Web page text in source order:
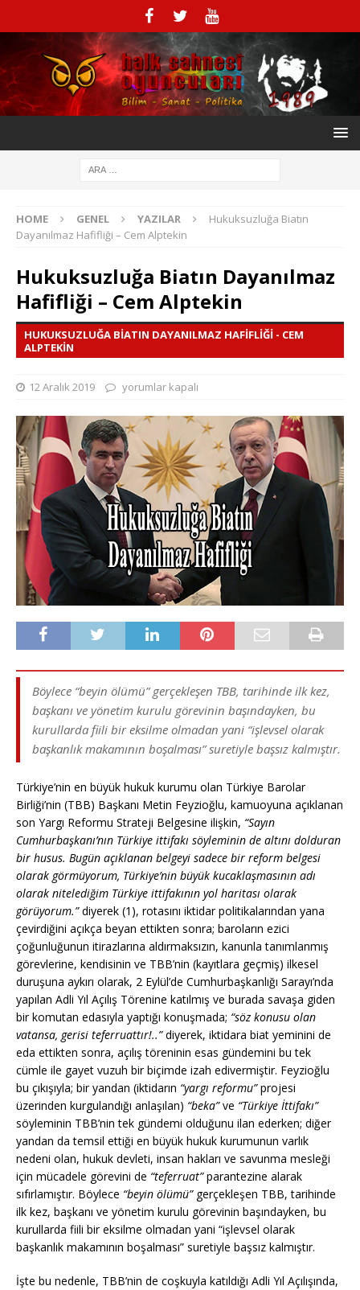
HOME GENEL YAZILAR
Hukuksuzluğa Biatın
Dayanılmaz Hafifliği – Cem Alptekin
Hukuksuzluğa Biatın Dayanılmaz
Hafifliği – Cem Alptekin
HUKUKSUZLUĞA BIATIN DAYANILMAZ HAFIFLIĞI - CEM
ALPTEKIN
12 Aralık 2019 yorumlar kapalı
Böylece “beyin ölümü” gerçekleşen TBB, tarihinde ilk kez,
başkanı ve yönetim kurulu görevinin başındayken, bu
kurullarda fiili bir eksilme olmadan yani “işlevsel olarak
başkanlık makamının boşalması” suretiyle başsız kalmıştır.
Türkiye’nin en büyük hukuk kurumu olan Türkiye Barolar
Birliği’nin (TBB) Başkanı Metin Feyzioğlu, kamuoyuna açıklanan
son Yargı Reformu Strateji Belgesine ilişkin, “Sayın
Cumhurbaşkanı’nın Türkiye ittifakı söyleminin de altını dolduran
bir husus. Bugün açıklanan belgeyi sadece bir reform belgesi
olarak görmüyorum, Türkiye’nin büyük kucaklaşmasının adı
olarak nitelediğim Türkiye ittifakının yol haritası olarak
görüyorum.”diyerek (1), rotasını iktidar politikalarından yana
çevirdiğini açıkça beyan ettikten sonra; baroların ezici
çoğunluğunun itirazlarına aldırmaksızın, kanunla tanımlanmış
görevlerine, kendisinin ve TBB’nin (kayıtlara geçmiş) ilkesel
duruşuna aykırı olarak, 2 Eylül’de Cumhurbaşkanlığı Sarayı’nda
yapılan Adli Yıl Açılış Törenine katılmış ve burada savaşa giden
bir komutan edasıyla yaptığı konuşmada; “söz konusu olan
vatansa, gerisi teferruattır!..”diyerek, iktidara biat yeminini de
eda ettikten sonra, açılış töreninin esas gündemini bu tek
cümle ile gayet vuzuh bir biçimde izah edivermiştir. Feyzioğlu
bu çıkışıyla; bir yandan (iktidarın “yargı reformu”projesi
üzerinden kurgulandığı anlaşılan) “beka”ve “Türkiye İttifakı”
söyleminin TBB’nin tek gündemi olduğunu ilan ederken; diğer
yandan da temsil ettiği en büyük hukuk kurumunun varlık
nedeni olan, hukuk devleti, insan hakları ve savunma mesleği
için mücadele görevini de “teferruat”parantezine alarak
sıfırlamıştır. Böylece “beyin ölümü”gerçekleşen TBB, tarihinde
ilk kez, başkanı ve yönetim kurulu görevinin başındayken, bu
kurullarda fiili bir eksilme olmadan yani “işlevsel olarak
başkanlık makamının boşalması” suretiyle başsız kalmıştır.
İşte bu nedenle, TBB’nin de coşkuyla katıldığı Adli Yıl Açılışında,